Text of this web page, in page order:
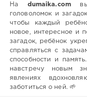
На dumaika.comвы
головоломок и
чтобы каждый
новое, интересное и
загадок, ребёнок
справляться с
способности и
навстречу новым
явлениях
заботиться о ней. 🌱